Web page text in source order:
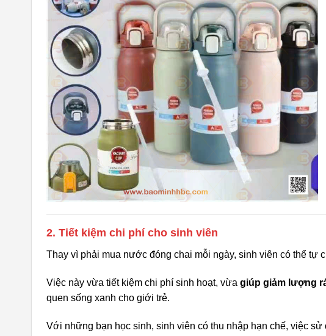
2. Tiết kiệm chi phí cho sinh viên
Thay vì phải mua nước đóng chai mỗi ngày, sinh viên có thể tự
Việc này vừa tiết kiệm chi phí sinh hoạt, vừa giúp giảm lượng
quen sống xanh cho giới trẻ.
Với những bạn học sinh, sinh viên có thu nhập hạn chế, việc